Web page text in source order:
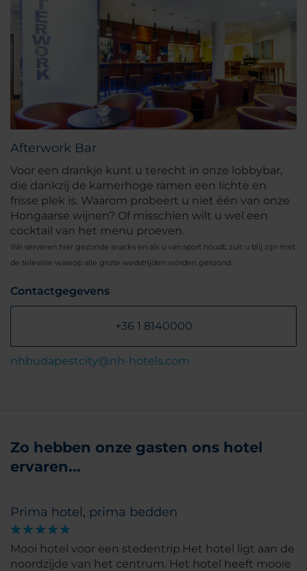
Afterwork Bar
Voor een drankje kunt u terecht in onze lobbybar,
die dankzij de kamerhoge ramen een lichte en
frisse plek is. Waarom probeert u niet één van onze
Hongaarse wijnen? Of misschien wilt u wel een
cocktail van het menu proeven.
We serveren hier gezonde snacks en als u van sport houdt, zult u blij zijn met
de televisie waarop alle grote wedstrijden worden getoond.
Contactgegevens
+36 1 8140000
nhbudapestcity@nh-hotels.com
Zo hebben onze gasten ons hotel
ervaren...
Prima hotel, prima bedden
Mooi hotel voor een stedentrip.Het hotel ligt aan de
noordzijde van het centrum. Het hotel heeft mooie